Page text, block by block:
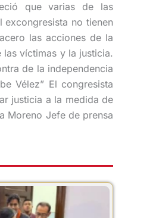
que varias de las
excongresista no tienen
las acciones de la
víctimas y la justicia.
de la independencia
Vélez” El congresista
justicia a la medida de
Moreno Jefe de prensa